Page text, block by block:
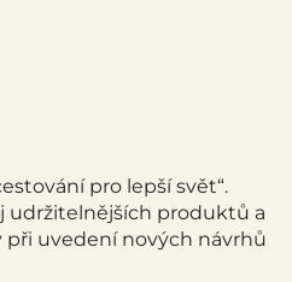
pro lepší svět“.
udržitelnějších produktů a
uvedení nových návrhů